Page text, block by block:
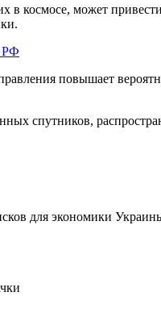
в космосе, может
РФ
повышает
спутников,
для экономики